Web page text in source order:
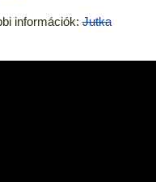
információk:Jutka